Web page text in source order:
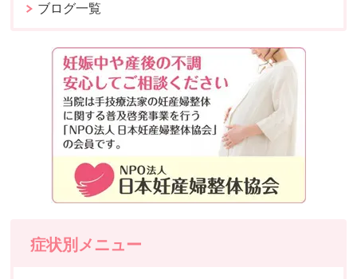
ブログ一覧
症状別メニュー